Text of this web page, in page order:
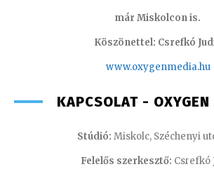
már Miskolcon is.
Köszönettel: Csrefkó
www.oxygenmedia.hu
KAPCSOLAT -
Stúdió: Miskolc, Széchenyi
Felelős szerkesztő: Csrefkó